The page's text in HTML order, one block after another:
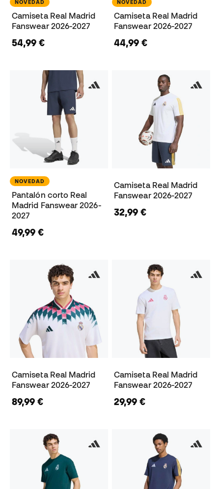
NOVEDAD
Camiseta Real Madrid
Fanswear 2026-2027
54,99 €
NOVEDAD
Camiseta Real Madrid
Fanswear 2026-2027
44,99 €
NOVEDAD
Pantalón corto Real
Madrid Fanswear 2026-
2027
49,99 €
Camiseta Real Madrid
Fanswear 2026-2027
32,99 €
Camiseta Real Madrid
Fanswear 2026-2027
89,99 €
Camiseta Real Madrid
Fanswear 2026-2027
29,99 €